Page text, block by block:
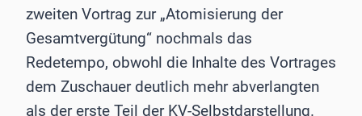
zweiten Vortrag zur „Atomisierung der
Gesamtvergütung“ nochmals das
Redetempo, obwohl die Inhalte des Vortrages
dem Zuschauer deutlich mehr abverlangten
als der erste Teil der KV-Selbstdarstellung.